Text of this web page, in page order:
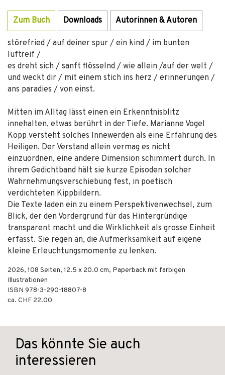
Zum Buch Downloads Autorinnen & Autoren
störefried / auf deiner spur / ein kind / im bunten
luftreif /
es dreht sich / sanft flösselnd / wie allein /auf der welt / ­
und weckt dir / mit einem stich ins herz / erinnerungen /
ans paradies / von einst.
Mitten im Alltag lässt einen ein Erkenntnisblitz
innehalten, etwas berührt in der Tiefe. Marianne Vogel
Kopp versteht solches Innewerden als eine Erfahrung des
Heiligen. Der Verstand allein vermag es nicht
einzuordnen, eine andere Dimension schimmert durch. In
ihrem Gedichtband hält sie kurze Episoden solcher
Wahrnehmungsverschiebung fest, in poetisch
verdichteten Kippbildern.
Die Texte laden ein zu einem Perspektivenwechsel, zum
Blick, der den Vordergrund für das Hintergründige
transparent macht und die Wirklichkeit als grosse Einheit
erfasst. Sie regen an, die Aufmerksamkeit auf eigene
kleine Erleuchtungsmomente zu lenken.
2026, 108 Seiten, 12.5 x 20.0 cm, Paperback mit farbigen
Illustrationen
ISBN 978-3-290-18807-8
ca. CHF 22.00
Das könnte Sie auch
interessieren